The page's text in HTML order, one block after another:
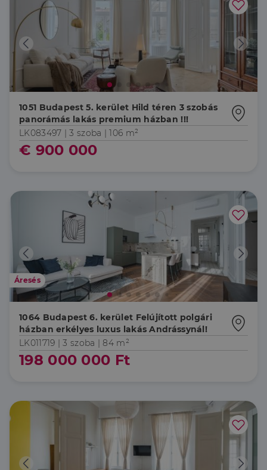
1051 Budapest 5. kerület Hild téren 3 szobás
panorámás lakás premium házban !!!
LK083497 |3 szoba | 106 m²
€ 900 000
Áresés
1064 Budapest 6. kerület Felújított polgári
házban erkélyes luxus lakás Andrássynál!
LK011719 |3 szoba | 84 m²
198 000 000 Ft